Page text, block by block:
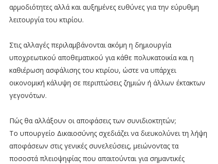
αρμοδιότητες αλλά και αυξημένες ευθύνες για την εύρυθμη
λειτουργία του κτιρίου.
Στις αλλαγές περιλαμβάνονται ακόμη η δημιουργία
υποχρεωτικού αποθεματικού για κάθε πολυκατοικία και η
καθιέρωση ασφάλισης του κτιρίου, ώστε να υπάρχει
οικονομική κάλυψη σε περιπτώσεις ζημιών ή άλλων έκτακτων
γεγονότων.
Πώς θα αλλάξουν οι αποφάσεις των συνιδιοκτητών;
Το υπουργείο Δικαιοσύνης σχεδιάζει να διευκολύνει τη λήψη
αποφάσεων στις γενικές συνελεύσεις, μειώνοντας τα
ποσοστά πλειοψηφίας που απαιτούνται για σημαντικές